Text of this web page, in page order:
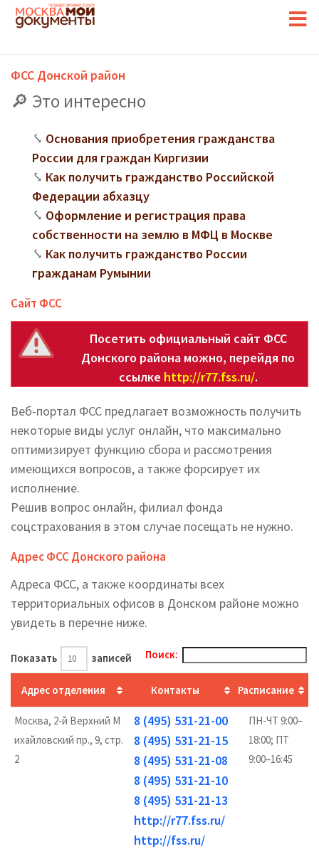
ФСС Донской район
Это интересно
Основания приобретения гражданства
России для граждан Киргизии
Как получить гражданство Российской
Федерации абхазцу
Оформление и регистрация права
собственности на землю в МФЦ в Москве
Как получить гражданство России
гражданам Румынии
Сайт ФСС
Посетить официальный сайт ФСС
Донского района можно, перейдя по
ссылке http://r77.fss.ru/.
Веб-портал ФСС предлагает возможность получить
некоторые виды услуг онлайн, что максимально
оптимизирует функцию сбора и рассмотрения
имеющихся вопросов, а также форсирует их
исполнение.
Решив вопрос онлайн, филиал фонда
соцстрахования в этом случае посещать не нужно.
Адрес ФСС Донского района
Адреса ФСС, а также координаты всех
территориальных офисов в Донском районе можно
увидеть в перечне ниже.
Показать записей Поиск:
Адрес отделения Контакты Расписание
Москва, 2-й Верхний М
ихайловский пр., 9, стр.
2
8 (495) 531-21-00
8 (495) 531-21-15
8 (495) 531-21-08
8 (495) 531-21-10
8 (495) 531-21-13
http://r77.fss.ru/
http://fss.ru/
ПН-ЧТ 9:00–
18:00; ПТ
9:00–16:45